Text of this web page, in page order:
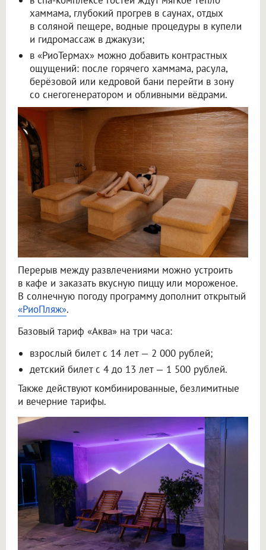
хаммама, глубокий прогрев в саунах, отдых
в соляной пещере, водные процедуры в купели
и гидромассаж в джакузи;
в «РиоТермах» можно добавить контрастных
ощущений: после горячего хаммама, расула,
берёзовой или кедровой бани перейти в зону
со снегогенератором и обливными вёдрами.
Перерыв между развлечениями можно устроить
в кафе и заказать вкусную пиццу или мороженое.
В солнечную погоду программу дополнит открытый
«РиоПляж».
Базовый тариф «Аква» на три часа:
взрослый билет с 14 лет — 2 000 рублей;
детский билет с 4 до 13 лет — 1 500 рублей.
Также действуют комбинированные, безлимитные
и вечерние тарифы.